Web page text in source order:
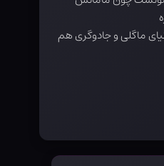
ماگلی و جادوگری هم